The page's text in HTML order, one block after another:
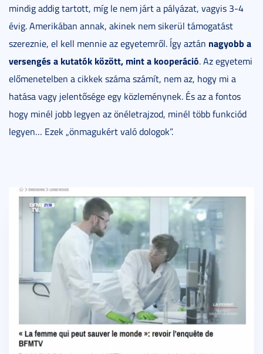
mindig addig tartott, míg le nem járt a pályázat, vagyis 3-4
évig. Amerikában annak, akinek nem sikerül támogatást
szereznie, el kell mennie az egyetemről. Így aztán nagyobb a
versengés a kutatók között, mint a kooperáció. Az egyetemi
előmenetelben a cikkek száma számít, nem az, hogy mi a
hatása vagy jelentősége egy közleménynek. És az a fontos
hogy minél jobb legyen az önéletrajzod, minél több funkciód
legyen… Ezek „önmagukért való dologok”.